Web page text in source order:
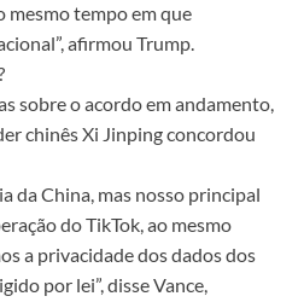
mesmo tempo em que
afirmou Trump.
sobre o acordo em andamento,
chinês Xi Jinping concordou
da China, mas nosso principal
do TikTok, ao mesmo
a privacidade dos dados dos
por lei”, disse Vance,